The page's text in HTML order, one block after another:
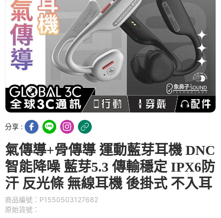
分享 :
氣傳導+骨傳導 運動藍芽耳機 DNC
智能降噪 藍芽5.3 傳輸穩定 IPX6防
汗 反光條 無線耳機 後掛式 不入耳
商品編號：P1550503127682
原始貨號：